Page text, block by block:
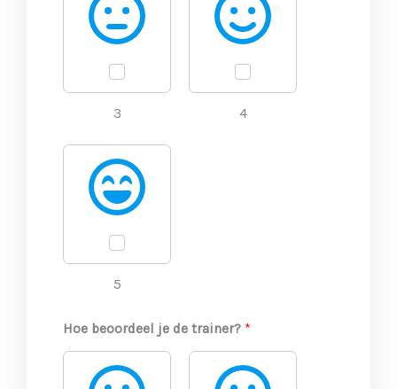
3 4
5
Hoe beoordeel je de trainer? *